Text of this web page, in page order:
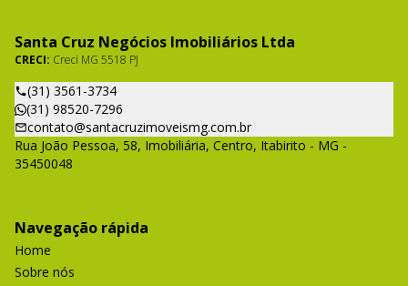
Santa Cruz Negócios Imobiliários Ltda
CRECI: Creci MG 5518 PJ
(31) 3561-3734
(31) 98520-7296
contato@santacruzimoveismg.com.br
Rua João Pessoa, 58, Imobiliária, Centro, Itabirito - MG -
35450048
Navegação rápida
Home
Sobre nós